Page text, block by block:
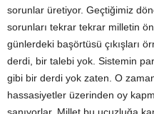
sorunlar üretiyor. Geçtiğimiz
sorunları tekrar tekrar milletin
günlerdeki başörtüsü çıkışları
derdi, bir talebi yok. Sistemin
gibi bir derdi yok zaten. O
hassasiyetler üzerinden oy